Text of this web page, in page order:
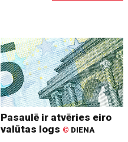
Pasaulē ir atvēries eiro
valūtas logs © DIENA